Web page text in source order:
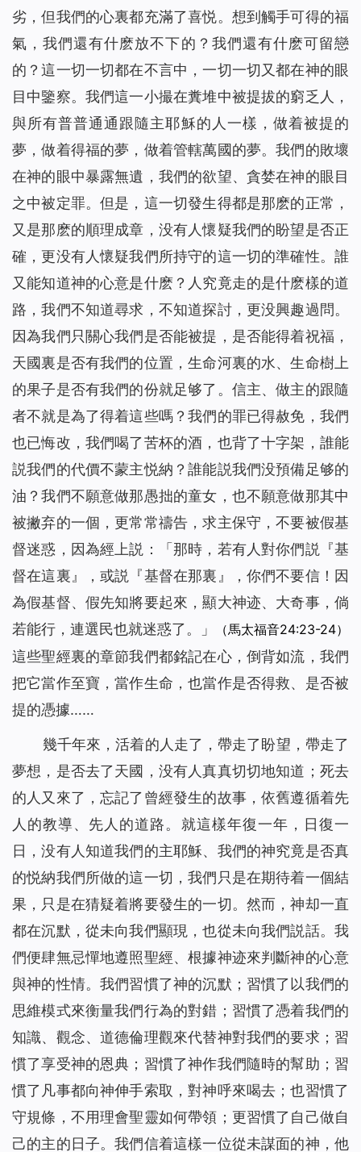
劣，但我們的心裏都充滿了喜悦。想到觸手可得的福
氣，我們還有什麽放不下的？我們還有什麽可留戀
的？這一切一切都在不言中，一切一切又都在神的眼
目中鑒察。我們這一小撮在糞堆中被提拔的窮乏人，
與所有普普通通跟隨主耶穌的人一樣，做着被提的
夢，做着得福的夢，做着管轄萬國的夢。我們的敗壞
在神的眼中暴露無遺，我們的欲望、貪婪在神的眼目
之中被定罪。但是，這一切發生得都是那麽的正常，
又是那麽的順理成章，没有人懷疑我們的盼望是否正
確，更没有人懷疑我們所持守的這一切的準確性。誰
又能知道神的心意是什麽？人究竟走的是什麽樣的道
路，我們不知道尋求，不知道探討，更没興趣過問。
因為我們只關心我們是否能被提，是否能得着祝福，
天國裏是否有我們的位置，生命河裏的水、生命樹上
的果子是否有我們的份就足够了。信主、做主的跟隨
者不就是為了得着這些嗎？我們的罪已得赦免，我們
也已悔改，我們喝了苦杯的酒，也背了十字架，誰能
説我們的代價不蒙主悦納？誰能説我們没預備足够的
油？我們不願意做那愚拙的童女，也不願意做那其中
被撇弃的一個，更常常禱告，求主保守，不要被假基
督迷惑，因為經上説：「那時，若有人對你們説『基
督在這裏』，或説『基督在那裏』，你們不要信！因
為假基督、假先知將要起來，顯大神迹、大奇事，倘
若能行，連選民也就迷惑了。」
（馬太福音24:23-24）
這些聖經裏的章節我們都銘記在心，倒背如流，我們
把它當作至寶，當作生命，也當作是否得救、是否被
提的憑據……
幾千年來，活着的人走了，帶走了盼望，帶走了
夢想，是否去了天國，没有人真真切切地知道；死去
的人又來了，忘記了曾經發生的故事，依舊遵循着先
人的教導、先人的道路。就這樣年復一年，日復一
日，没有人知道我們的主耶穌、我們的神究竟是否真
的悦納我們所做的這一切，我們只是在期待着一個結
果，只是在猜疑着將要發生的一切。然而，神却一直
都在沉默，從未向我們顯現，也從未向我們説話。我
們便肆無忌憚地遵照聖經、根據神迹來判斷神的心意
與神的性情。我們習慣了神的沉默；習慣了以我們的
思維模式來衡量我們行為的對錯；習慣了憑着我們的
知識、觀念、道德倫理觀來代替神對我們的要求；習
慣了享受神的恩典；習慣了神作我們隨時的幫助；習
慣了凡事都向神伸手索取，對神呼來喝去；也習慣了
守規條，不用理會聖靈如何帶領；更習慣了自己做自
己的主的日子。我們信着這樣一位從未謀面的神，他